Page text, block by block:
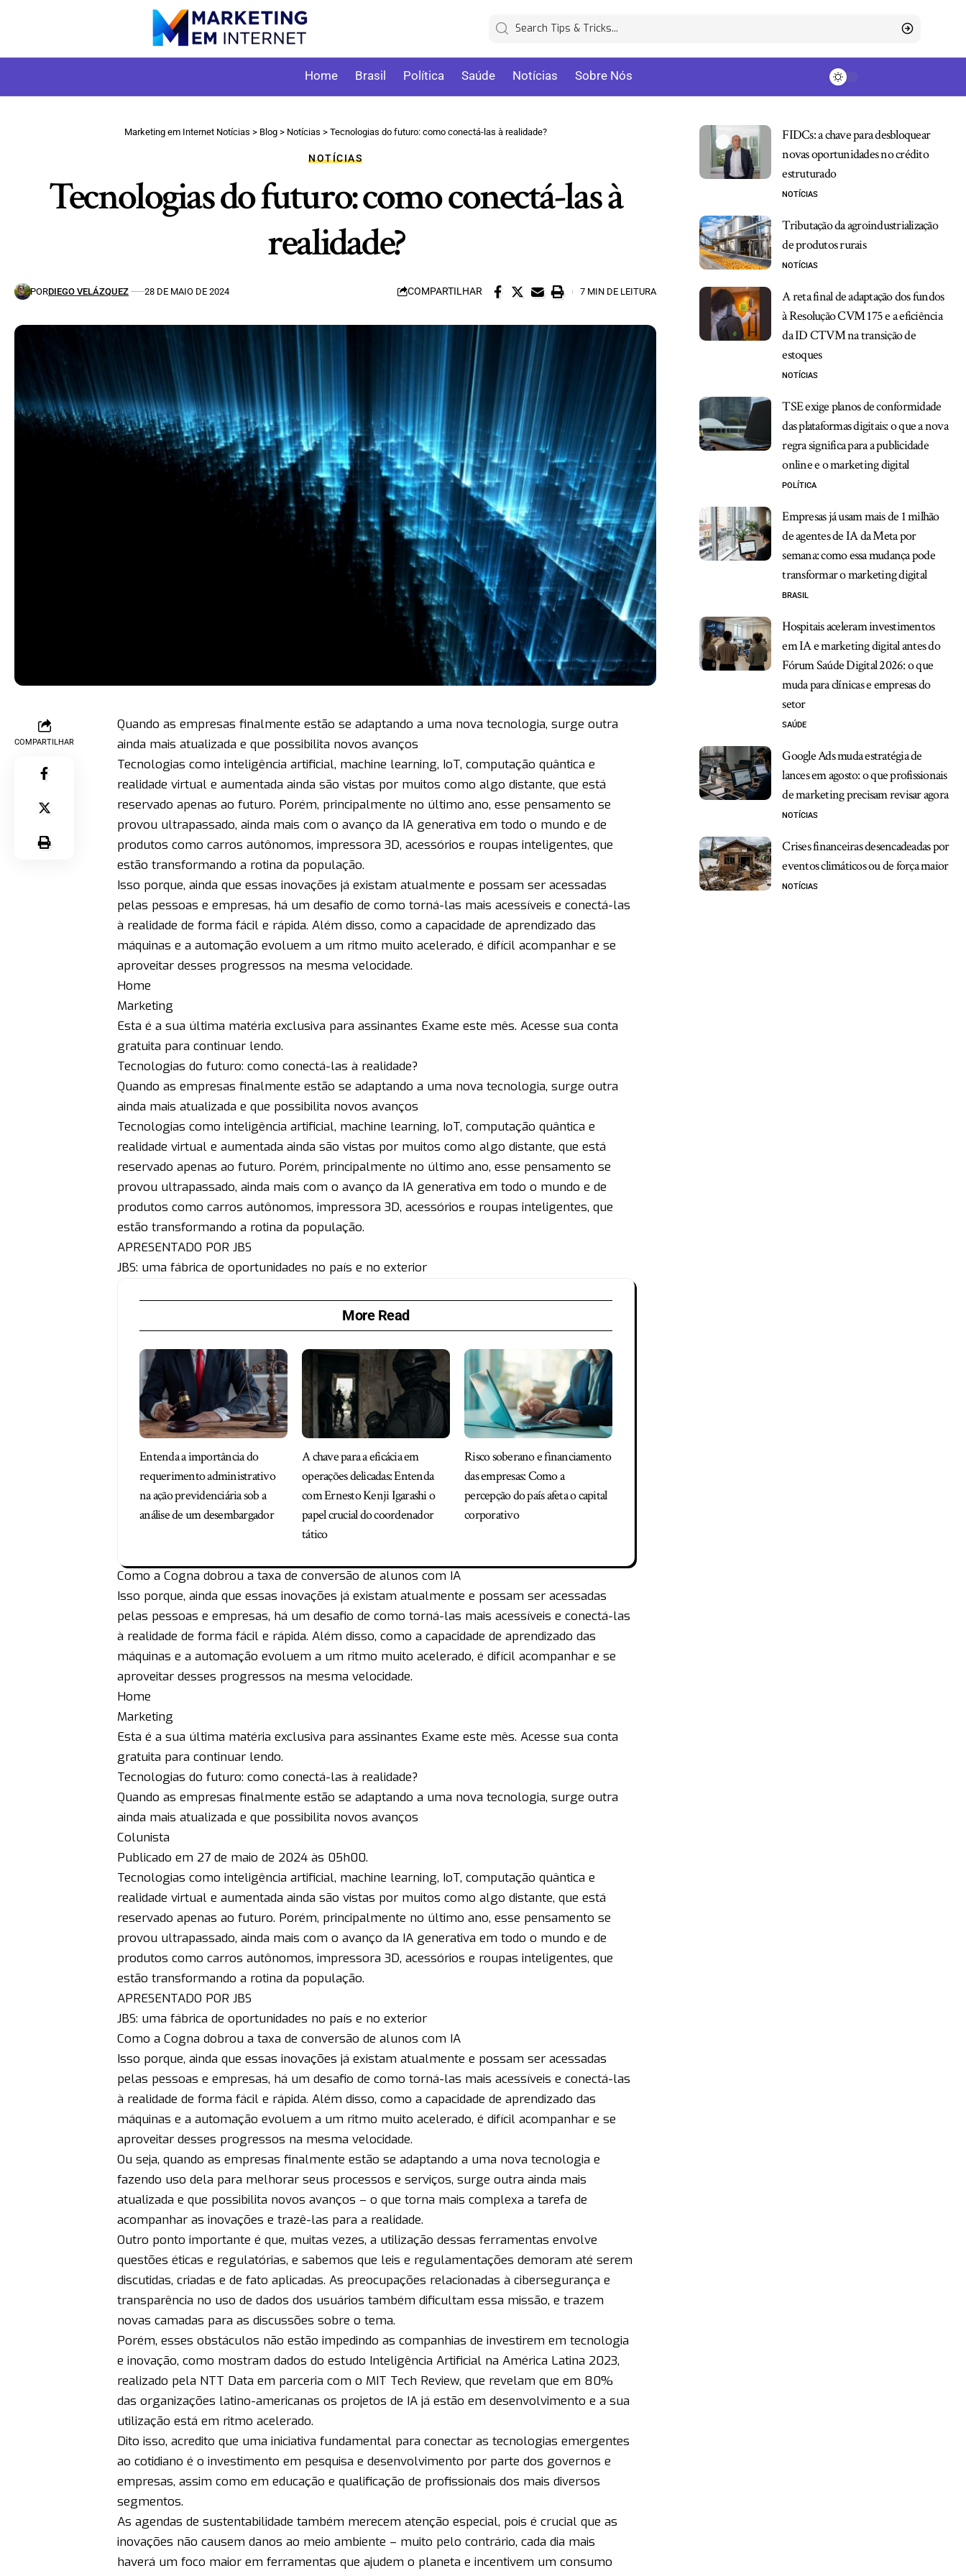
Home Brasil Política Saúde Notícias Sobre Nós
Marketing em Internet Notícias > Blog> Notícias > Tecnologias do futuro: como conectá-las à realidade?
NOTÍCIAS
Tecnologias do futuro: como conectá-las à
realidade?
PORDIEGO VELÁZQUEZ 28 DE MAIO DE 2024 COMPARTILHAR 7 MIN DE LEITURA
COMPARTILHAR
Quando as empresas finalmente estão se adaptando a uma nova tecnologia, surge outra
ainda mais atualizada e que possibilita novos avanços
Tecnologias como inteligência artificial, machine learning, IoT, computação quântica e
realidade virtual e aumentada ainda são vistas por muitos como algo distante, que está
reservado apenas ao futuro. Porém, principalmente no último ano, esse pensamento se
provou ultrapassado, ainda mais com o avanço da IA generativa em todo o mundo e de
produtos como carros autônomos, impressora 3D, acessórios e roupas inteligentes, que
estão transformando a rotina da população.
Isso porque, ainda que essas inovações já existam atualmente e possam ser acessadas
pelas pessoas e empresas, há um desafio de como torná-las mais acessíveis e conectá-las
à realidade de forma fácil e rápida. Além disso, como a capacidade de aprendizado das
máquinas e a automação evoluem a um ritmo muito acelerado, é difícil acompanhar e se
aproveitar desses progressos na mesma velocidade.
Home
Marketing
Esta é a sua última matéria exclusiva para assinantes Exame este mês. Acesse sua conta
gratuita para continuar lendo.
Tecnologias do futuro: como conectá-las à realidade?
Quando as empresas finalmente estão se adaptando a uma nova tecnologia, surge outra
ainda mais atualizada e que possibilita novos avanços
Tecnologias como inteligência artificial, machine learning, IoT, computação quântica e
realidade virtual e aumentada ainda são vistas por muitos como algo distante, que está
reservado apenas ao futuro. Porém, principalmente no último ano, esse pensamento se
provou ultrapassado, ainda mais com o avanço da IA generativa em todo o mundo e de
produtos como carros autônomos, impressora 3D, acessórios e roupas inteligentes, que
estão transformando a rotina da população.
APRESENTADO POR JBS
JBS: uma fábrica de oportunidades no país e no exterior
More Read
Entenda a importância do
requerimento administrativo
na ação previdenciária sob a
análise de um desembargador
A chave para a eficácia em
operações delicadas: Entenda
com Ernesto Kenji Igarashi o
papel crucial do coordenador
tático
Risco soberano e financiamento
das empresas: Como a
percepção do país afeta o capital
corporativo
Como a Cogna dobrou a taxa de conversão de alunos com IA
Isso porque, ainda que essas inovações já existam atualmente e possam ser acessadas
pelas pessoas e empresas, há um desafio de como torná-las mais acessíveis e conectá-las
à realidade de forma fácil e rápida. Além disso, como a capacidade de aprendizado das
máquinas e a automação evoluem a um ritmo muito acelerado, é difícil acompanhar e se
aproveitar desses progressos na mesma velocidade.
Home
Marketing
Esta é a sua última matéria exclusiva para assinantes Exame este mês. Acesse sua conta
gratuita para continuar lendo.
Tecnologias do futuro: como conectá-las à realidade?
Quando as empresas finalmente estão se adaptando a uma nova tecnologia, surge outra
ainda mais atualizada e que possibilita novos avanços
Colunista
Publicado em 27 de maio de 2024 às 05h00.
Tecnologias como inteligência artificial, machine learning, IoT, computação quântica e
realidade virtual e aumentada ainda são vistas por muitos como algo distante, que está
reservado apenas ao futuro. Porém, principalmente no último ano, esse pensamento se
provou ultrapassado, ainda mais com o avanço da IA generativa em todo o mundo e de
produtos como carros autônomos, impressora 3D, acessórios e roupas inteligentes, que
estão transformando a rotina da população.
APRESENTADO POR JBS
JBS: uma fábrica de oportunidades no país e no exterior
Como a Cogna dobrou a taxa de conversão de alunos com IA
Isso porque, ainda que essas inovações já existam atualmente e possam ser acessadas
pelas pessoas e empresas, há um desafio de como torná-las mais acessíveis e conectá-las
à realidade de forma fácil e rápida. Além disso, como a capacidade de aprendizado das
máquinas e a automação evoluem a um ritmo muito acelerado, é difícil acompanhar e se
aproveitar desses progressos na mesma velocidade.
Ou seja, quando as empresas finalmente estão se adaptando a uma nova tecnologia e
fazendo uso dela para melhorar seus processos e serviços, surge outra ainda mais
atualizada e que possibilita novos avanços – o que torna mais complexa a tarefa de
acompanhar as inovações e trazê-las para a realidade.
Outro ponto importante é que, muitas vezes, a utilização dessas ferramentas envolve
questões éticas e regulatórias, e sabemos que leis e regulamentações demoram até serem
discutidas, criadas e de fato aplicadas. As preocupações relacionadas à cibersegurança e
transparência no uso de dados dos usuários também dificultam essa missão, e trazem
novas camadas para as discussões sobre o tema.
Porém, esses obstáculos não estão impedindo as companhias de investirem em tecnologia
e inovação, como mostram dados do estudo Inteligência Artificial na América Latina 2023,
realizado pela NTT Data em parceria com o MIT Tech Review, que revelam que em 80%
das organizações latino-americanas os projetos de IA já estão em desenvolvimento e a sua
utilização está em ritmo acelerado.
Dito isso, acredito que uma iniciativa fundamental para conectar as tecnologias emergentes
ao cotidiano é o investimento em pesquisa e desenvolvimento por parte dos governos e
empresas, assim como em educação e qualificação de profissionais dos mais diversos
segmentos.
As agendas de sustentabilidade também merecem atenção especial, pois é crucial que as
inovações não causem danos ao meio ambiente – muito pelo contrário, cada dia mais
haverá um foco maior em ferramentas que ajudem o planeta e incentivem um consumo
FIDCs: a chave para desbloquear
novas oportunidades no crédito
estruturado
NOTÍCIAS
Tributação da agroindustrialização
de produtos rurais
NOTÍCIAS
A reta final de adaptação dos fundos
à Resolução CVM 175 e a eficiência
da ID CTVM na transição de
estoques
NOTÍCIAS
TSE exige planos de conformidade
das plataformas digitais: o que a nova
regra significa para a publicidade
online e o marketing digital
POLÍTICA
Empresas já usam mais de 1 milhão
de agentes de IA da Meta por
semana: como essa mudança pode
transformar o marketing digital
BRASIL
Hospitais aceleram investimentos
em IA e marketing digital antes do
Fórum Saúde Digital 2026: o que
muda para clínicas e empresas do
setor
SAÚDE
Google Ads muda estratégia de
lances em agosto: o que profissionais
de marketing precisam revisar agora
NOTÍCIAS
Crises financeiras desencadeadas por
eventos climáticos ou de força maior
NOTÍCIAS